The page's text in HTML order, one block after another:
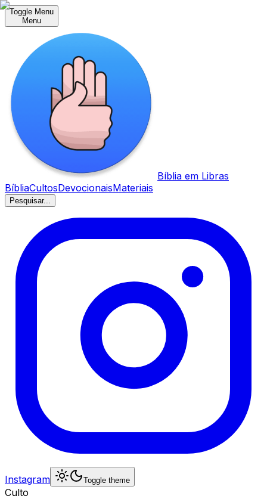
Toggle Menu
Menu
Bíblia em Libras
BíbliaCultosDevocionaisMateriais
Pesquisar...
Instagram Toggle theme
Culto